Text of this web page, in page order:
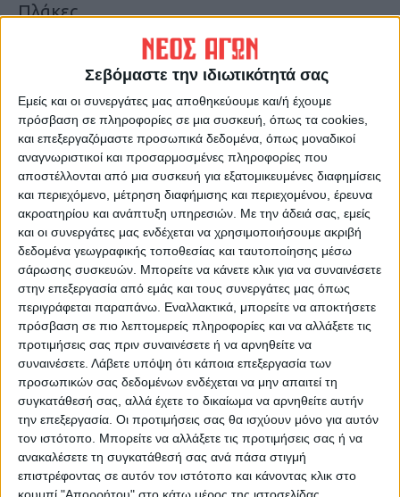
Σεβόμαστε την ιδιωτικότητά σας
Εμείς και οι συνεργάτες μας αποθηκεύουμε και/ή έχουμε
πρόσβαση σε πληροφορίες σε μια συσκευή, όπως τα cookies,
και επεξεργαζόμαστε προσωπικά δεδομένα, όπως μοναδικοί
αναγνωριστικοί και προσαρμοσμένες πληροφορίες που
αποστέλλονται από μια συσκευή για εξατομικευμένες διαφημίσεις
και περιεχόμενο, μέτρηση διαφήμισης και περιεχομένου, έρευνα
ακροατηρίου και ανάπτυξη υπηρεσιών. Με την άδειά σας, εμείς
και οι συνεργάτες μας ενδέχεται να χρησιμοποιήσουμε ακριβή
δεδομένα γεωγραφικής τοποθεσίας και ταυτοποίησης μέσω
σάρωσης συσκευών. Μπορείτε να κάνετε κλικ για να συναινέσετε
στην επεξεργασία από εμάς και τους συνεργάτες μας όπως
περιγράφεται παραπάνω. Εναλλακτικά, μπορείτε να αποκτήσετε
πρόσβαση σε πιο λεπτομερείς πληροφορίες και να αλλάξετε τις
προτιμήσεις σας πριν συναινέσετε ή να αρνηθείτε να
συναινέσετε. Λάβετε υπόψη ότι κάποια επεξεργασία των
προσωπικών σας δεδομένων ενδέχεται να μην απαιτεί τη
συγκατάθεσή σας, αλλά έχετε το δικαίωμα να αρνηθείτε αυτήν
την επεξεργασία. Οι προτιμήσεις σας θα ισχύουν μόνο για αυτόν
τον ιστότοπο. Μπορείτε να αλλάξετε τις προτιμήσεις σας ή να
ανακαλέσετε τη συγκατάθεσή σας ανά πάσα στιγμή
επιστρέφοντας σε αυτόν τον ιστότοπο και κάνοντας κλικ στο
Πλάκες
Χρυσή Ακτή Παναγιάς
Π.Ε. ΣΠΟΡΑΔΩΝ [15]
Δήμος Σκιάθου
Αγ. Παρασκευή-Πλατανιάς
Αμπελάκια
Αχλαδιές
Βασιλιάς
Βρομόλιμνος
Καναπίτσα